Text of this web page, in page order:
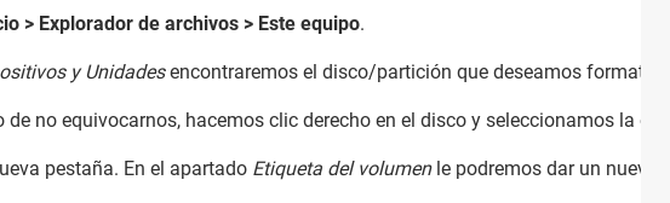
> Explorador de archivos > Este equipo.
y Unidadesencontraremos el disco/partición que deseamos formatear.
de no equivocarnos, hacemos clic derecho en el disco y seleccionamos la
pestaña. En el apartado Etiqueta del volumenle podremos dar un nuevo